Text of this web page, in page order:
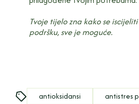
Tvoje tijelo zna kako se
podršku, sve je moguće.
antioksidansi
antistres